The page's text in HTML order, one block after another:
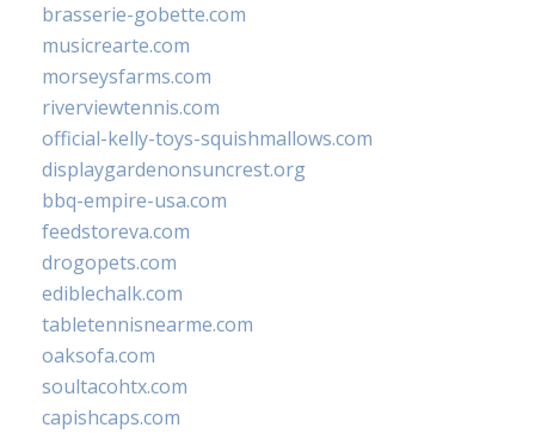
brasserie-gobette.com
musicrearte.com
morseysfarms.com
riverviewtennis.com
official-kelly-toys-squishmallows.com
displaygardenonsuncrest.org
bbq-empire-usa.com
feedstoreva.com
drogopets.com
ediblechalk.com
tabletennisnearme.com
oaksofa.com
soultacohtx.com
capishcaps.com